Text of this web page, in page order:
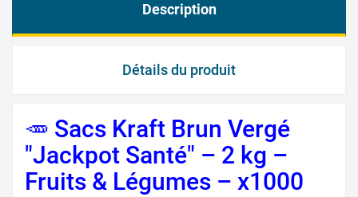
Description
Détails du produit
🥕 Sacs Kraft Brun Vergé
"Jackpot Santé" – 2 kg –
Fruits & Légumes – x1000